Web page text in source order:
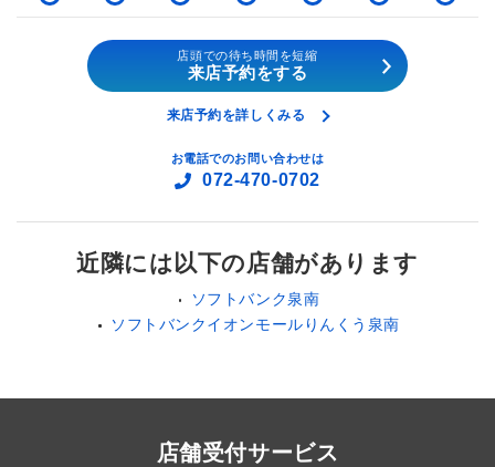
店頭での待ち時間を短縮
来店予約をする
来店予約を詳しくみる
お電話でのお問い合わせは
072-470-0702
近隣には以下の店舗があります
ソフトバンク泉南
ソフトバンクイオンモールりんくう泉南
店舗受付サービス